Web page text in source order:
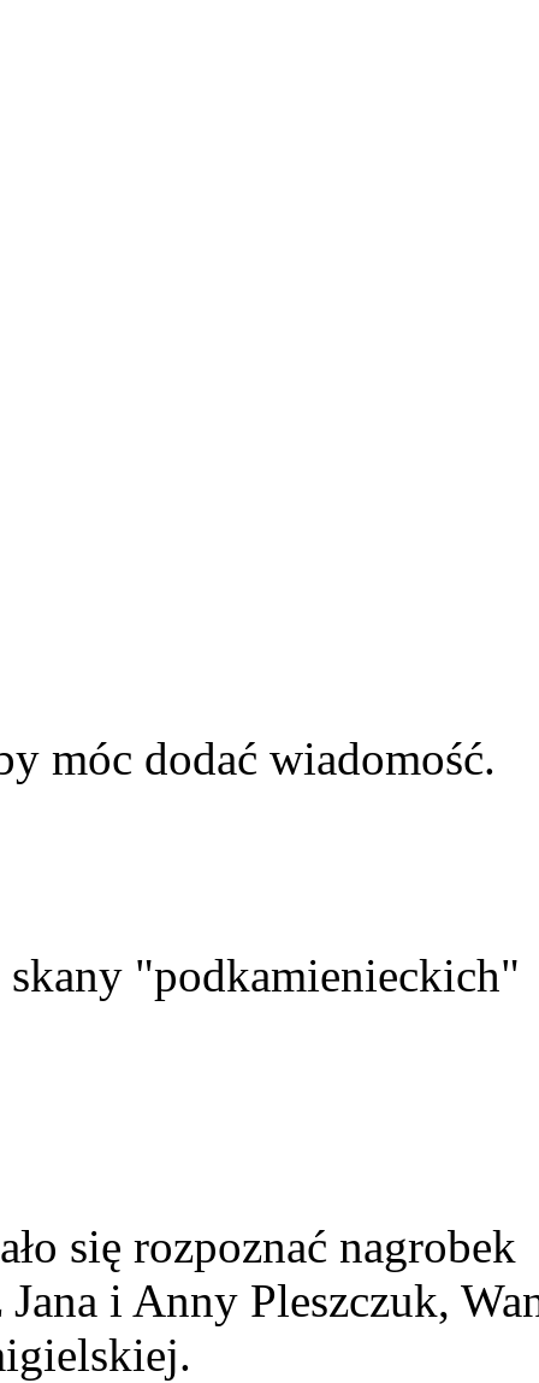
móc dodać wiadomość.
"podkamienieckich"
się rozpoznać nagrobek
i Anny Pleszczuk,